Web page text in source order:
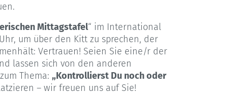
Mittagstafel“ im International
um über den Kitt zu sprechen, der
Vertrauen! Seien Sie eine/r der
lassen sich von den anderen
Thema: „Kontrollierst Du noch oder
– wir freuen uns auf Sie!